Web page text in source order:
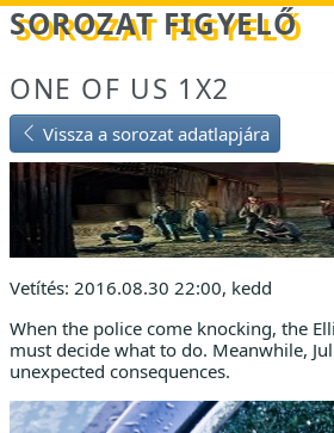
Betöltés...
SOROZAT FIGYELŐ
ONE OF US 1X2
Vissza a sorozat adatlapjára
Vetítés: 2016.08.30 22:00, kedd
When the police come knocking, the
must decide what to do. Meanwhile,
unexpected consequences.